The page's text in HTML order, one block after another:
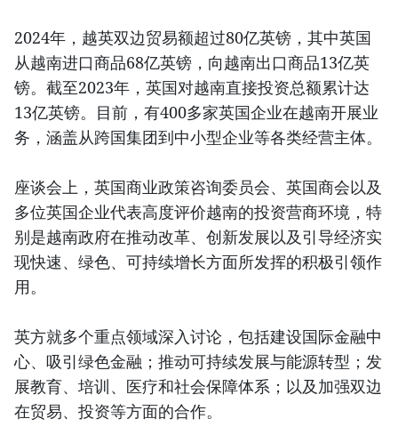
2024年，越英双边贸易额超过80亿英镑，其中英国
从越南进口商品68亿英镑，向越南出口商品13亿英
镑。截至2023年，英国对越南直接投资总额累计达
13亿英镑。目前，有400多家英国企业在越南开展业
务，涵盖从跨国集团到中小型企业等各类经营主体。
座谈会上，英国商业政策咨询委员会、英国商会以及
多位英国企业代表高度评价越南的投资营商环境，特
别是越南政府在推动改革、创新发展以及引导经济实
现快速、绿色、可持续增长方面所发挥的积极引领作
用。
英方就多个重点领域深入讨论，包括建设国际金融中
心、吸引绿色金融；推动可持续发展与能源转型；发
展教育、培训、医疗和社会保障体系；以及加强双边
在贸易、投资等方面的合作。